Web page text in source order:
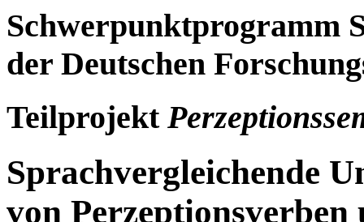
Schwerpunktprogramm
der Deutschen
Teilprojekt
Sprachvergleichende
von